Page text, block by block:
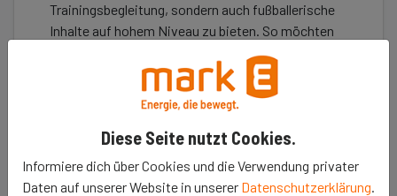
Diese Seite nutzt Cookies.
Informiere dich über Cookies und die Verwendung privater
Daten auf unserer Website in unserer Datenschutzerklärung.
Trainingsbegleitung, sondern auch fußballerische
Inhalte auf hohem Niveau zu bieten. So möchten
wir wir die sportliche Entwicklung der Kinder
fördern, ihre Freude am Fußball stärken und eine
verlässliche Basis für nachhaltige
Nachwuchsarbeit im Verein schaffen.